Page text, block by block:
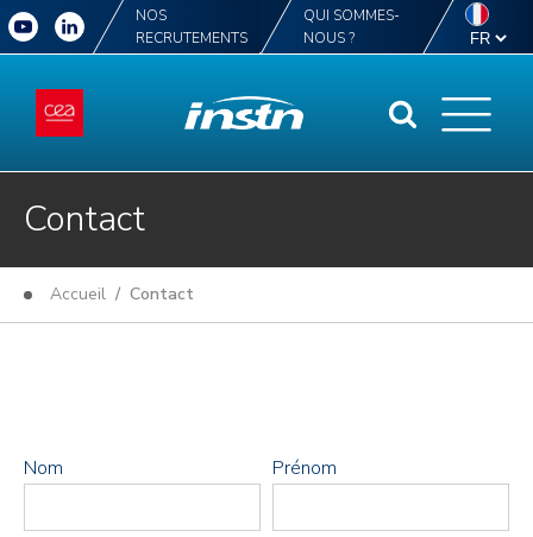
NOS
RECRUTEMENTS
QUI SOMMES-
NOUS ?
Contact
Accueil / Contact
Nom Prénom